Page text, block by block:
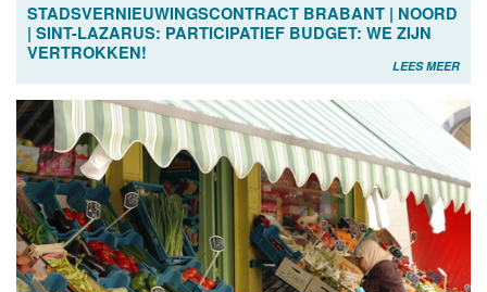
STADSVERNIEUWINGSCONTRACT BRABANT | NOORD
| SINT-LAZARUS: PARTICIPATIEF BUDGET: WE ZIJN
VERTROKKEN!
LEES MEER